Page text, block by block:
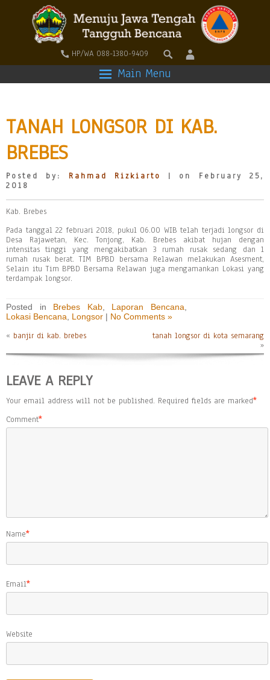
HP/WA 088-1380-9409
Main Menu
TANAH LONGSOR DI KAB.
BREBES
Posted by: Rahmad Rizkiarto
| on February 25,
2018
Kab. Brebes
Pada tanggal 22 februari 2018, pukul 06.00 WIB telah terjadi longsor di
Desa Rajawetan, Kec. Tonjong, Kab. Brebes akibat hujan dengan
intensitas tinggi yang mengakibatkan 3 rumah rusak sedang dan 1
rumah rusak berat. TIM BPBD bersama Relawan melakukan Asesment,
Selain itu Tim BPBD Bersama Relawan juga mengamankan Lokasi yang
terdampak longsor.
Posted in Brebes Kab, Laporan Bencana
Lokasi Bencana
Longsor | No Comments »
« banjir di kab. brebes
tanah longsor di kota semarang
»
LEAVE A REPLY
Your email address will not be published. Required fields are marked*
Comment*
Name*
Email*
Website